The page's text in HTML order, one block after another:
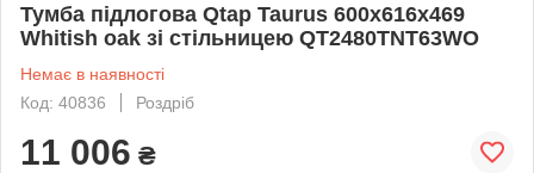
Тумба підлогова Qtap Taurus 600х616х469
Whitish oak зі стільницею QT2480TNT63WO
Немає в наявності
Код: 40836
Роздріб
11 006 ₴